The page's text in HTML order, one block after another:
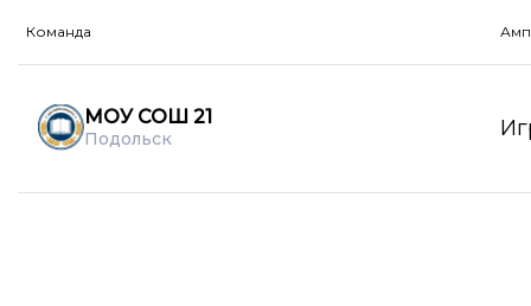
Команда
МОУ СОШ 21
Подольск